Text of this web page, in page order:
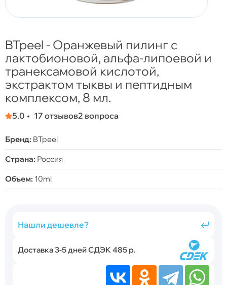
BTpeel - Оранжевый пилинг с
лактобионовой, альфа-липоевой и
транексамовой кислотой,
экстрактом тыквы и пептидным
комплексом, 8 мл.
5.0 17 отзывов2 вопроса
Бренд: BTpeel
Страна: Россия
Объем: 10ml
Нашли дешевле?
Доставка 3-5 дней СДЭК 485 р.